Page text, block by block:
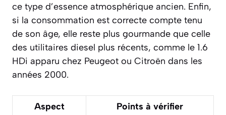
ce type d’essence atmosphérique ancien. Enfin,
si la consommation est correcte compte tenu
de son âge, elle reste plus gourmande que celle
des utilitaires diesel plus récents, comme le 1.6
HDi apparu chez Peugeot ou Citroën dans les
années 2000.
Aspect Points à vérifier